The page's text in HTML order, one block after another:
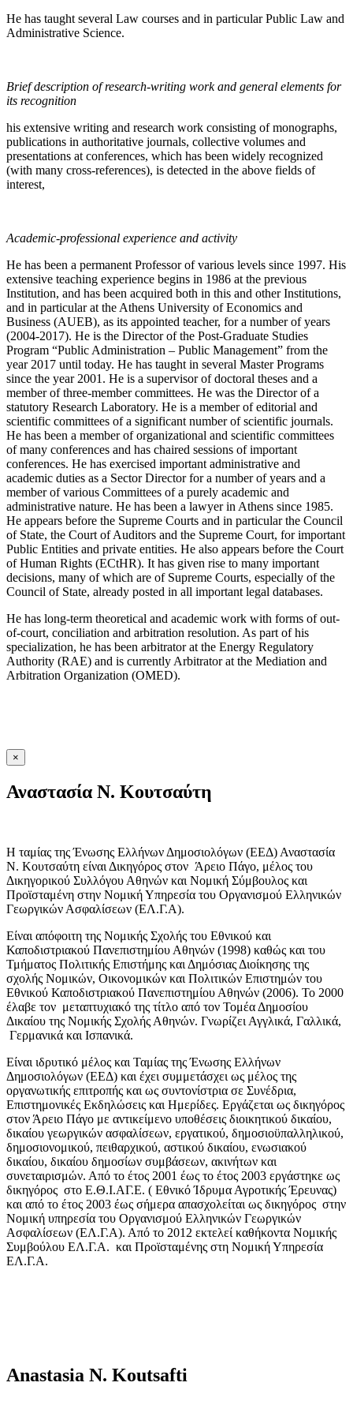
He has taught several Law courses and in particular Public Law and
Administrative Science.
Brief description of research-writing work and general elements for
its recognition
his extensive writing and research work consisting of monographs,
publications in authoritative journals, collective volumes and
presentations at conferences, which has been widely recognized
(with many cross-references), is detected in the above fields of
interest,
Academic-professional experience and activity
He has been a permanent Professor of various levels since 1997. His
extensive teaching experience begins in 1986 at the previous
Institution, and has been acquired both in this and other Institutions,
and in particular at the Athens University of Economics and
Business (AUEB), as its appointed teacher, for a number of years
(2004-2017). He is the Director of the Post-Graduate Studies
Program “Public Administration – Public Management” from the
year 2017 until today. He has taught in several Master Programs
since the year 2001. He is a supervisor of doctoral theses and a
member of three-member committees. He was the Director of a
statutory Research Laboratory. He is a member of editorial and
scientific committees of a significant number of scientific journals.
He has been a member of organizational and scientific committees
of many conferences and has chaired sessions of important
conferences. He has exercised important administrative and
academic duties as a Sector Director for a number of years and a
member of various Committees of a purely academic and
administrative nature. He has been a lawyer in Athens since 1985.
He appears before the Supreme Courts and in particular the Council
of State, the Court of Auditors and the Supreme Court, for important
Public Entities and private entities. He also appears before the Court
of Human Rights (ECtHR). It has given rise to many important
decisions, many of which are of Supreme Courts, especially of the
Council of State, already posted in all important legal databases.
He has long-term theoretical and academic work with forms of out-
of-court, conciliation and arbitration resolution. As part of his
specialization, he has been arbitrator at the Energy Regulatory
Authority (RAE) and is currently Arbitrator at the Mediation and
Arbitration Organization (OMED).
×
Αναστασία Ν. Κουτσαύτη
Η ταμίας της Ένωσης Ελλήνων Δημοσιολόγων (ΕΕΔ) Αναστασία
Ν. Κουτσαύτη είναι Δικηγόρος στον Άρειο Πάγο, μέλος του
Δικηγορικού Συλλόγου Αθηνών και Νομική Σύμβουλος και
Προϊσταμένη στην Νομική Υπηρεσία του Οργανισμού Ελληνικών
Γεωργικών Ασφαλίσεων (ΕΛ.Γ.Α).
Είναι απόφοιτη της Νομικής Σχολής του Εθνικού και
Καποδιστριακού Πανεπιστημίου Αθηνών (1998) καθώς και του
Τμήματος Πολιτικής Επιστήμης και Δημόσιας Διοίκησης της
σχολής Νομικών, Οικονομικών και Πολιτικών Επιστημών του
Εθνικού Καποδιστριακού Πανεπιστημίου Αθηνών (2006). To 2000
έλαβε τον μεταπτυχιακό της τίτλο από τον Τομέα Δημοσίου
Δικαίου της Νομικής Σχολής Αθηνών. Γνωρίζει Αγγλικά, Γαλλικά,
Γερμανικά και Ισπανικά.
Είναι ιδρυτικό μέλος και Ταμίας της Ένωσης Ελλήνων
Δημοσιολόγων (ΕΕΔ) και έχει συμμετάσχει ως μέλος της
οργανωτικής επιτροπής και ως συντονίστρια σε Συνέδρια,
Επιστημονικές Εκδηλώσεις και Ημερίδες. Εργάζεται ως δικηγόρος
στον Άρειο Πάγο με αντικείμενο υποθέσεις διοικητικού δικαίου,
δικαίου γεωργικών ασφαλίσεων, εργατικού, δημοσιοϋπαλληλικού,
δημοσιονομικού, πειθαρχικού, αστικού δικαίου, ενωσιακού
δικαίου, δικαίου δημοσίων συμβάσεων, ακινήτων και
συνεταιρισμών. Από το έτος 2001 έως το έτος 2003 εργάστηκε ως
δικηγόρος στο Ε.Θ.Ι.ΑΓ.Ε. ( Εθνικό Ίδρυμα Αγροτικής Έρευνας)
και από το έτος 2003 έως σήμερα απασχολείται ως δικηγόρος στην
Νομική υπηρεσία του Οργανισμού Ελληνικών Γεωργικών
Ασφαλίσεων (ΕΛ.Γ.Α). Από το 2012 εκτελεί καθήκοντα Νομικής
Συμβούλου ΕΛ.Γ.Α. και Προϊσταμένης στη Νομική Υπηρεσία
ΕΛ.Γ.Α.
Anastasia N. Koutsafti